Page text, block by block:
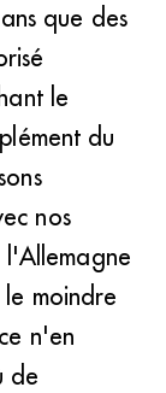
que des
le
du
nos
l'Allemagne
moindre
n'en
de